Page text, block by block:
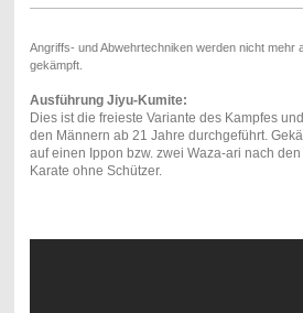
Angriffs- und Abwehrtechniken werden nicht mehr
gekämpft.
Ausführung Jiyu-Kumite:
Dies ist die freieste Variante des Kampfes
den Männern ab 21 Jahre durchgeführt.
auf einen Ippon bzw. zwei Waza-ari nach
Karate ohne Schützer.